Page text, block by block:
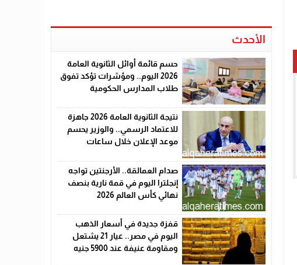
الأحدث
حسم قائمة أوائل الثانوية العامة
2026 اليوم.. ومؤشرات تؤكد تفوق
طلاب المدارس الحكومية
نتيجة الثانوية العامة 2026 جاهزة
للاعتماد الرسمي.. والوزير يحسم
موعد الإعلان خلال ساعات
صدام العمالقة.. الأرجنتين تواجه
إنجلترا اليوم في قمة نارية بنصف
نهائي كأس العالم 2026
قفزة جديدة في أسعار الذهب
اليوم في مصر.. عيار 21 يشتعل
ومقاومة عنيفة عند 5900 جنيه